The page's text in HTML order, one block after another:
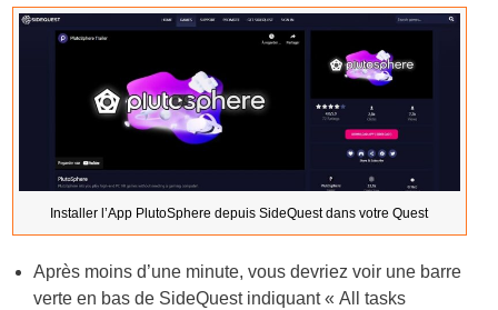
Installer l’App PlutoSphere depuis SideQuest dans votre Quest
Après moins d’une minute, vous devriez voir une barre
verte en bas de SideQuest indiquant « All tasks